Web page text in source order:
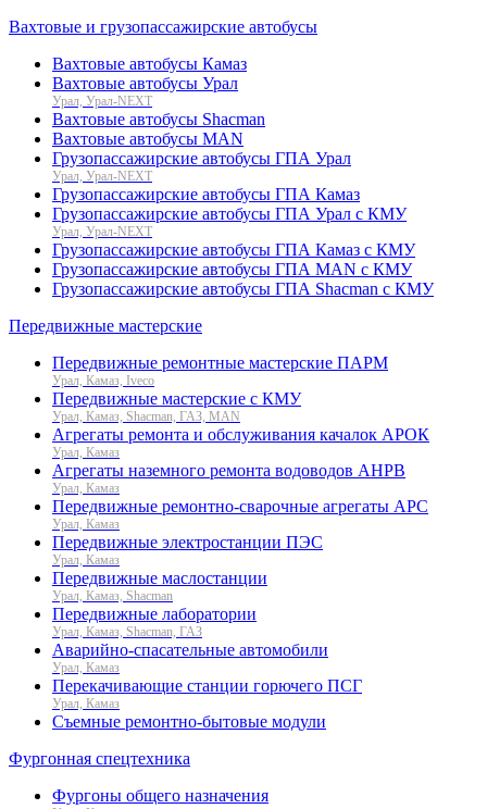
Вахтовые и грузопассажирские автобусы
Вахтовые автобусы Камаз
Вахтовые автобусы Урал
Урал, Урал-NEXT
Вахтовые автобусы Shacman
Вахтовые автобусы MAN
Грузопассажирские автобусы ГПА Урал
Урал, Урал-NEXT
Грузопассажирские автобусы ГПА Камаз
Грузопассажирские автобусы ГПА Урал с КМУ
Урал, Урал-NEXT
Грузопассажирские автобусы ГПА Камаз с КМУ
Грузопассажирские автобусы ГПА MAN с КМУ
Грузопассажирские автобусы ГПА Shacman с КМУ
Передвижные мастерские
Передвижные ремонтные мастерские ПАРМ
Урал, Камаз, Iveco
Передвижные мастерские с КМУ
Урал, Камаз, Shacman, ГАЗ, MAN
Агрегаты ремонта и обслуживания качалок АРОК
Урал, Камаз
Агрегаты наземного ремонта водоводов АНРВ
Урал, Камаз
Передвижные ремонтно-сварочные агрегаты АРС
Урал, Камаз
Передвижные электростанции ПЭС
Урал, Камаз
Передвижные маслостанции
Урал, Камаз, Shacman
Передвижные лаборатории
Урал, Камаз, Shacman, ГАЗ
Аварийно-спасательные автомобили
Урал, Камаз
Перекачивающие станции горючего ПСГ
Урал, Камаз
Съемные ремонтно-бытовые модули
Фургонная спецтехника
Фургоны общего назначения